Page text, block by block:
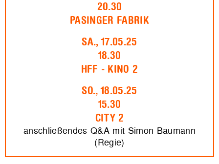
20.30
PASINGER FABRIK
SA., 17.05.25
18.30
HFF - KINO 2
SO., 18.05.25
15.30
CITY 2
anschließendes Q&A mit Simon Baumann
(Regie)